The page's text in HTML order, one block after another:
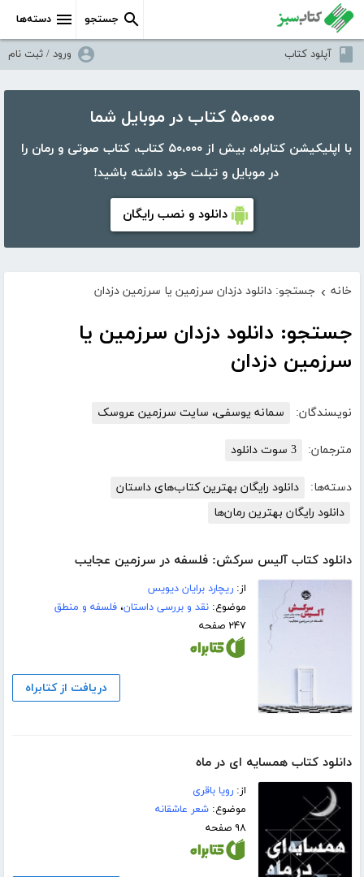
دسته‌ها جستجو
آپلود کتاب ورود / ثبت نام
۵۰،۰۰۰ کتاب در موبایل شما
با اپلیکیشن کتابراه، بیش از ۵۰،۰۰۰ کتاب، کتاب صوتی و رمان را
در موبایل و تبلت خود داشته باشید!
دانلود و نصب رایگان
خانه › جستجو: دانلود دزدان سرزمین یا سرزمین دزدان
جستجو: دانلود دزدان سرزمین یا
سرزمین دزدان
نویسندگان: سمانه یوسفی، سایت سرزمین عروسک
مترجمان: 3 سوت دانلود
دسته‌ها:
دانلود رایگان بهترین کتاب‌های داستان
دانلود رایگان بهترین رمان‌ها
دانلود کتاب آلیس سرکش: فلسفه در سرزمین عجایب
از:ریچارد برایان دیویس
موضوع:نقد و بررسی داستان،فلسفه و منطق
۲۴۷ صفحه
دریافت از کتابراه
دانلود کتاب همسایه ای در ماه
از:رویا باقری
موضوع:شعر عاشقانه
۹۸ صفحه